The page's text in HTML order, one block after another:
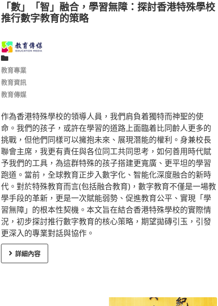
「數」「智」融合，學習無障：探討香港特殊學校
推行數字教育的策略
教育專業
教育資訊
教育傳媒
作為香港特殊學校的領導人員，我們肩負着獨特而神聖的使
命。我們的孩子，或許在學習的道路上面臨着比同齡人更多的
挑戰，但他們同樣可以擁抱未來、展現潛能的權利。身兼校長
聯會主席，我更有責任與各位同工共同思考，如何善用時代賦
予我們的工具，為這群特殊的孩子搭建更寬廣、更平坦的學習
跑道。當前，全球教育正步入數字化、智能化深度融合的新時
代。對於特殊教育而言(包括融合教育)，數字教育不僅是一場教
學手段的革新，更是一次賦能弱勢、促進教育公平、實現「學
習無障」的根本性契機。本文旨在結合香港特殊學校的實際情
況，初步探討推行數字教育的核心策略，期望拋磚引玉，引發
更深入的專業對話與協作。
詳細內容